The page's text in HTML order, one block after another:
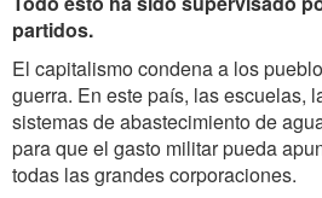
partidos.
El capitalismo condena a los
guerra. En este país, las escuelas,
sistemas de abastecimiento de
para que el gasto militar pueda
todas las grandes corporaciones.